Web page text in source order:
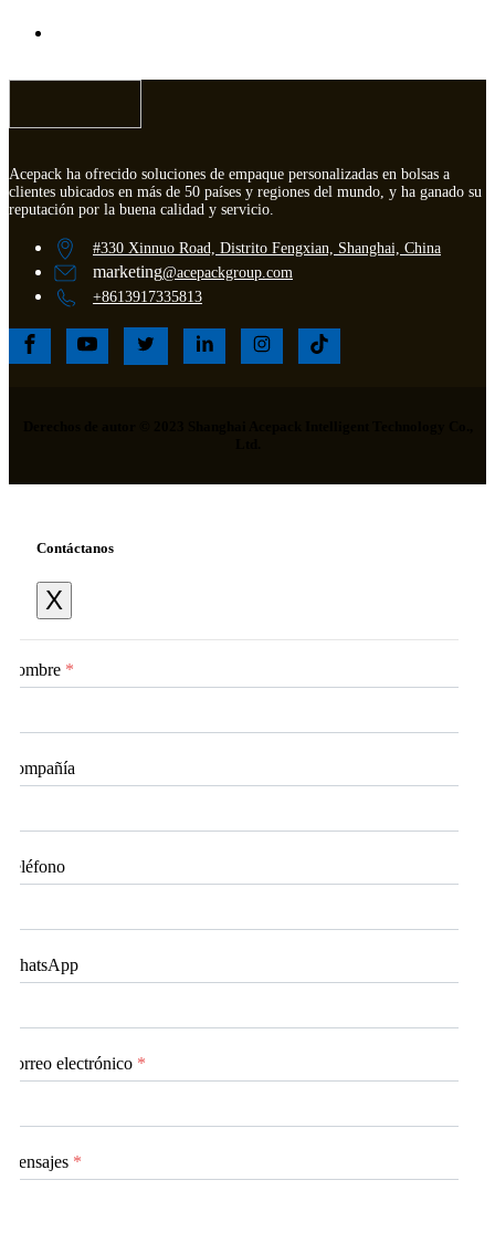
Acepack ha ofrecido soluciones de empaque personalizadas en bolsas a
clientes ubicados en más de 50 países y regiones del mundo, y ha ganado su
reputación por la buena calidad y servicio.
#330 Xinnuo Road, Distrito Fengxian, Shanghai, China
marketing@acepackgroup.com
+8613917335813
Contáctanos
X
Nombre *
Compañía
Teléfono
WhatsApp
Correo electrónico *
Mensajes *